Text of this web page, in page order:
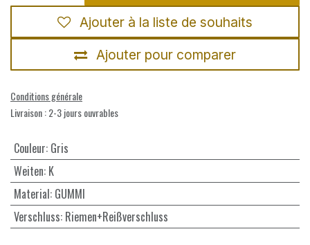
Ajouter pour comparer
Ajouter à la liste de souhaits
Conditions générale
Livraison : 2-3 jours ouvrables
Couleur: Gris
Weiten: K
Material: GUMMI
Verschluss: Riemen+Reißverschluss